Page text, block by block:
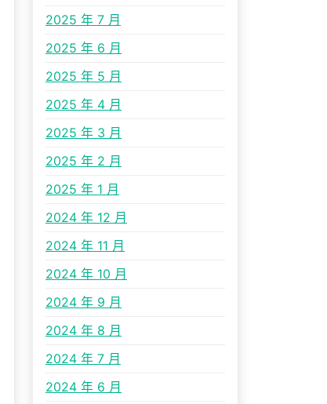
2025 年 7 月
2025 年 6 月
2025 年 5 月
2025 年 4 月
2025 年 3 月
2025 年 2 月
2025 年 1 月
2024 年 12 月
2024 年 11 月
2024 年 10 月
2024 年 9 月
2024 年 8 月
2024 年 7 月
2024 年 6 月